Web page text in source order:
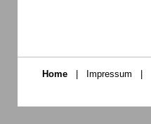
Home | Impressum |